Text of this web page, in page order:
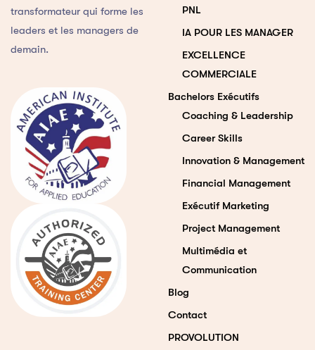
transformateur qui forme les
leaders et les managers de
demain.
PNL
IA POUR LES MANAGER
EXCELLENCE
COMMERCIALE
Bachelors Exécutifs
Coaching & Leadership
Career Skills
Innovation & Management
Financial Management
Exécutif Marketing
Project Management
Multimédia et
Communication
Blog
Contact
PROVOLUTION